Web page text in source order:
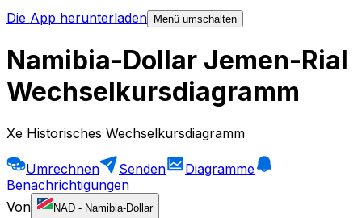
Die App herunterladen
Menü umschalten
Namibia-Dollar Jemen-Rial
Wechselkursdiagramm
Xe Historisches Wechselkursdiagramm
Umrechnen Senden
Diagramme
Benachrichtigungen
Von
NAD - Namibia-Dollar